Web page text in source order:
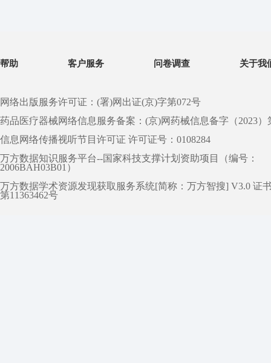
帮助 客户服务 问卷调查 关于我
网络出版服务许可证：(署)网出证(京)字第072号
药品医疗器械网络信息服务备案：(京)网药械信息备字（2023）
信息网络传播视听节目许可证 许可证号：0108284
万方数据知识服务平台--国家科技支撑计划资助项目（编号：
2006BAH03B01）
万方数据学术资源发现获取服务系统[简称：万方智搜] V3.0 证
第11363462号